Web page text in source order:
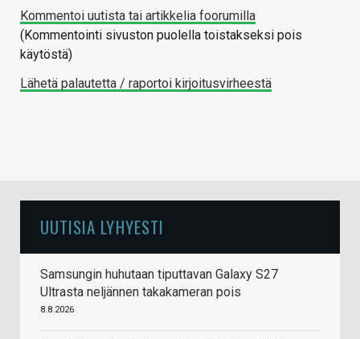
Kommentoi uutista tai artikkelia foorumilla
(Kommentointi sivuston puolella toistakseksi pois
käytöstä)
Lähetä palautetta / raportoi kirjoitusvirheestä
UUTISIA LYHYESTI
Samsungin huhutaan tiputtavan Galaxy S27
Ultrasta neljännen takakameran pois
8.8.2026